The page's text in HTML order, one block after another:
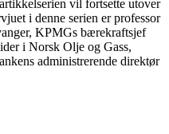
vil fortsette utover
i denne serien er professor
KPMGs bærekraftsjef
i Norsk Olje og Gass,
administrerende direktør